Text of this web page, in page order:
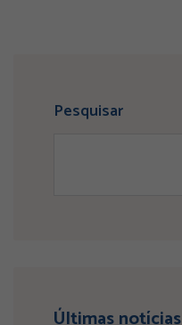
Pesquisar
Últimas notícias